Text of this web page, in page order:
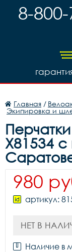
8-
Главная /
Экипировка и
X81534 с
980
артикул:
НЕТ В
Наличие в